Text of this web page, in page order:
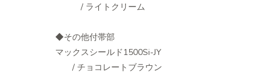
/ ライトクリーム
◆その他付帯部
マックスシールド1500Si-JY
/ チョコレートブラウン